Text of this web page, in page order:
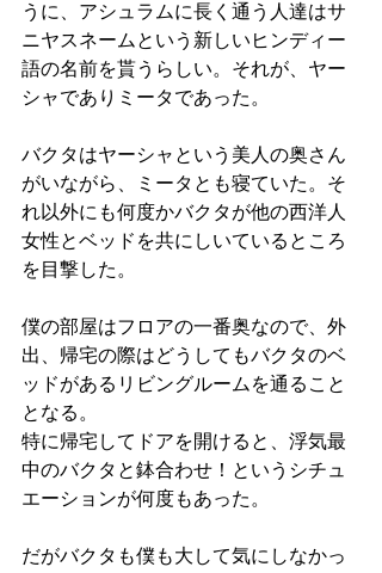
うに、アシュラムに長く通う人達はサ
ニヤスネームという新しいヒンディー
語の名前を貰うらしい。それが、ヤー
シャでありミータであった。
バクタはヤーシャという美人の奥さん
がいながら、ミータとも寝ていた。そ
れ以外にも何度かバクタが他の西洋人
女性とベッドを共にしいているところ
を目撃した。
僕の部屋はフロアの一番奥なので、外
出、帰宅の際はどうしてもバクタのベ
ッドがあるリビングルームを通ること
となる。
特に帰宅してドアを開けると、浮気最
中のバクタと鉢合わせ！というシチュ
エーションが何度もあった。
だがバクタも僕も大して気にしなかっ